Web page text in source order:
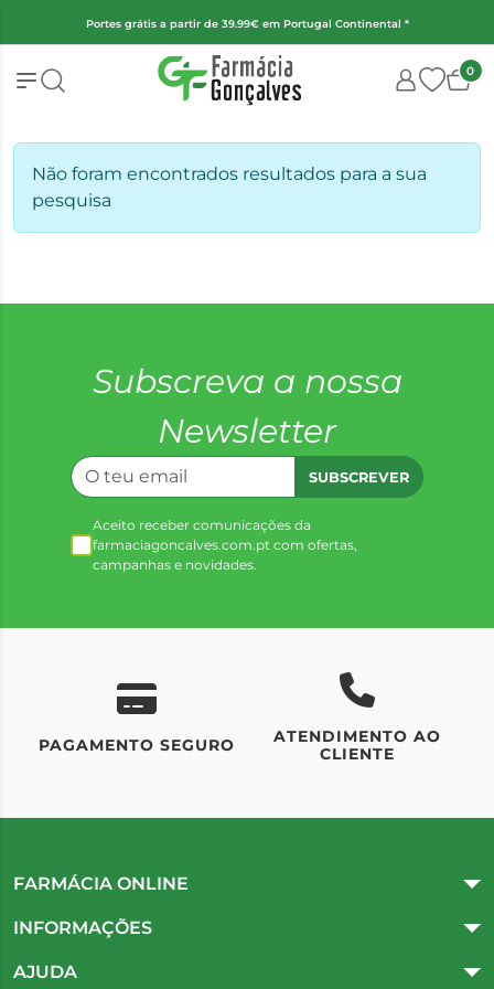
Portes grátis a partir de 39.99€ em Portugal Continental *
0
Não foram encontrados resultados para a sua
pesquisa
Subscreva a nossa
Newsletter
SUBSCREVER
Aceito receber comunicações da
farmaciagoncalves.com.pt com ofertas,
campanhas e novidades.
PAGAMENTO SEGURO
ATENDIMENTO AO
CLIENTE
FARMÁCIA ONLINE
INFORMAÇÕES
AJUDA